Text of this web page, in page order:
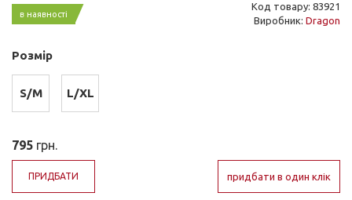
в наявності
Код товару: 83921
Виробник: Dragon
Розмір
S/M L/XL
795 грн.
ПРИДБАТИ придбати в один клік